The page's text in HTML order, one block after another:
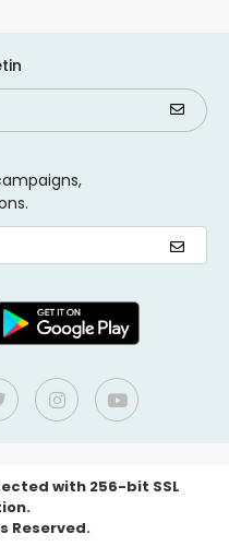
with 256-bit SSL
Reserved.